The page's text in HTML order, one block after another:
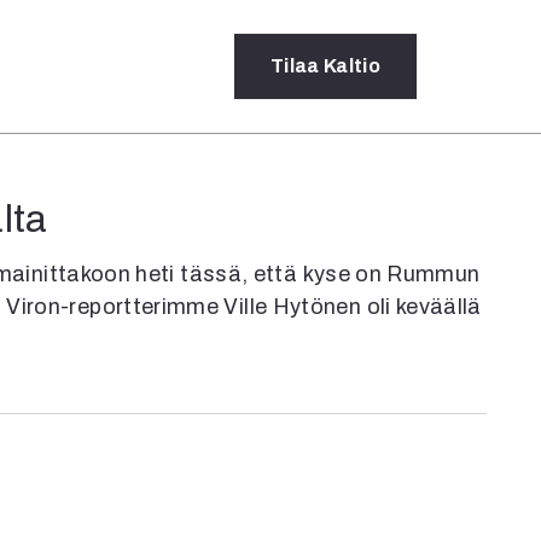
Tilaa Kaltio
heti tässä, että kyse on Rummun
reportterimme Ville Hytönen oli keväällä